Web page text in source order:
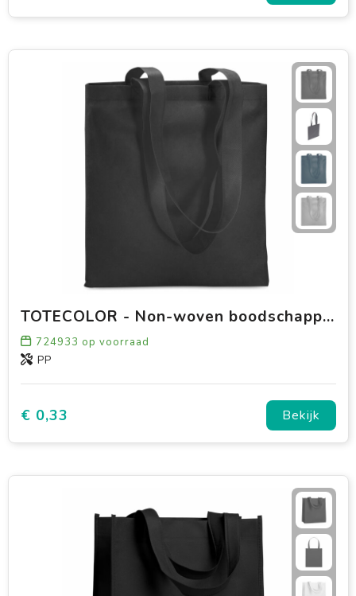
TOTECOLOR - Non-woven boodschappentas
724933 op voorraad
PP
€ 0,33 Bekijk